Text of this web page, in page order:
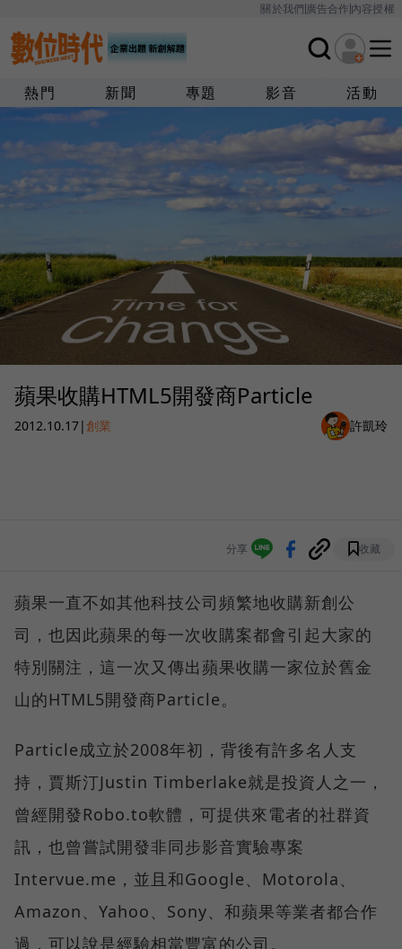
關於我們廣告合作內容授權
熱門 新聞 專題 影音 活動
蘋果收購HTML5開發商Particle
2012.10.17|創業 許凱玲
分享 收藏
蘋果一直不如其他科技公司頻繁地收購新創公
司，也因此蘋果的每一次收購案都會引起大家的
特別關注，這一次又傳出蘋果收購一家位於舊金
山的HTML5開發商Particle。
Particle成立於2008年初，背後有許多名人支
持，賈斯汀Justin Timberlake就是投資人之一，
曾經開發Robo.to軟體，可提供來電者的社群資
訊，也曾嘗試開發非同步影音實驗專案
Intervue.me，並且和Google、Motorola、
Amazon、Yahoo、Sony、和蘋果等業者都合作
過，可以說是經驗相當豐富的公司。